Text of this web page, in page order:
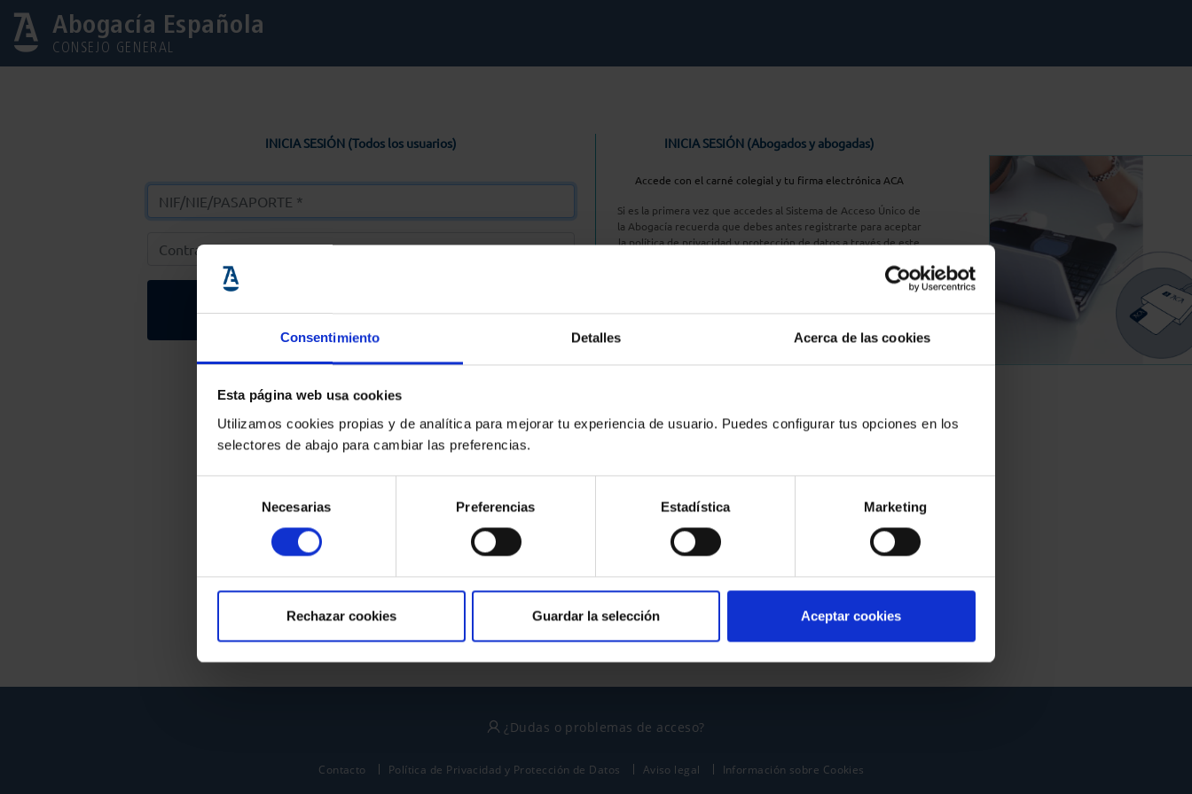
Consentimiento Detalles Acerca de las cookies
Esta página web usa cookies
Utilizamos cookies propias y de analítica para mejorar tu experiencia de usuario. Puedes configurar tus opciones en los
selectores de abajo para cambiar las preferencias.
consentimiento
Necesarias Preferencias Estadística Marketing
Rechazar cookies Guardar la selección Aceptar cookies
Abogacía Española
CONSEJO GENERAL
INICIA SESIÓN (Todos los usuarios)
Entrar
Solicitar Contraseña
INICIA SESIÓN (Abogados y abogadas)
Accede con el carné colegial y tu firma electrónica ACA
Si es la primera vez que accedes al Sistema de Acceso Único de
la Abogacía recuerda que debes antes registrarte para aceptar
la política de privacidad y protección de datos a través de este
Entrar con ACA Plus
¿No tienes cuenta?
política de privacidad
y términos del servicio
¿Dudas o problemas de acceso?
Contacto Política de Privacidad y Protección de Datos Aviso legal Información sobre Cookies